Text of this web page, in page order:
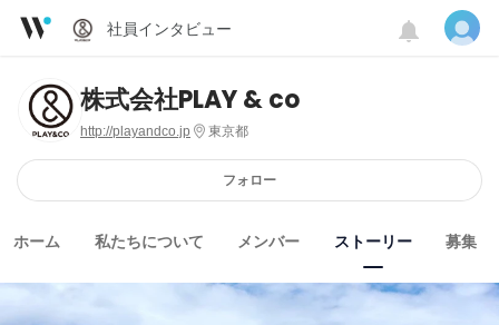
社員インタビュー
株式会社PLAY & co
http://playandco.jp 東京都
フォロー
ホーム 私たちについて メンバー ストーリー 募集